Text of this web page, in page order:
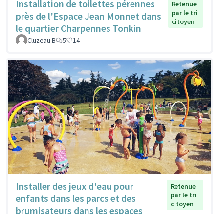
Installation de toilettes pérennes
près de l'Espace Jean Monnet dans
le quartier Charpennes Tonkin
Retenue
par le tri
citoyen
Cluzeau B 5 14
Installer des jeux d'eau pour
enfants dans les parcs et des
brumisateurs dans les espaces
Retenue
par le tri
citoyen